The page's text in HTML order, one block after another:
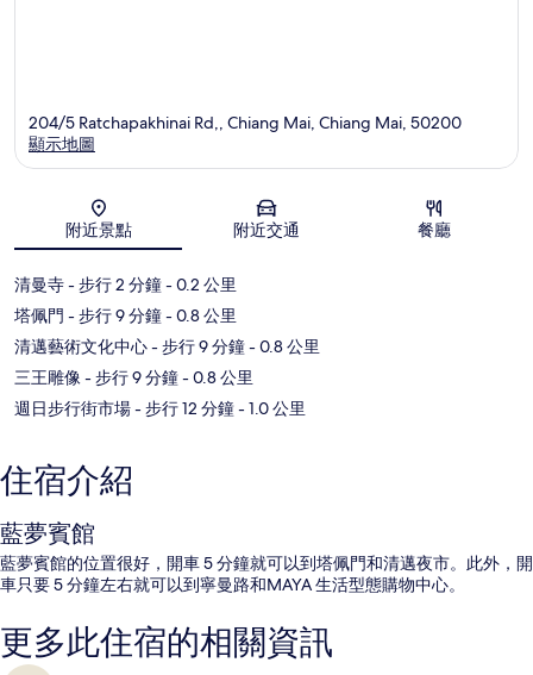
地圖
204/5 Ratchapakhinai Rd,, Chiang Mai, Chiang Mai, 50200
顯示地圖
附近景點 附近交通 餐廳
清曼寺- 步行 2 分鐘- 0.2 公里
塔佩門 - 步行 9 分鐘- 0.8 公里
清邁藝術文化中心- 步行 9 分鐘- 0.8 公里
三王雕像- 步行 9 分鐘- 0.8 公里
週日步行街市場- 步行 12 分鐘- 1.0 公里
住宿介紹
藍夢賓館
藍夢賓館的位置很好，開車 5 分鐘就可以到塔佩門和清邁夜市。此外，開
車只要 5 分鐘左右就可以到寧曼路和MAYA 生活型態購物中心。
更多此住宿的相關資訊